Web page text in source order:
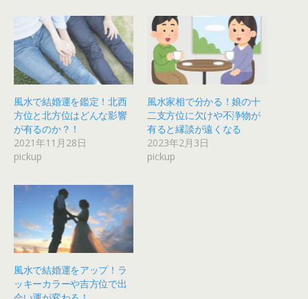
風水で結婚運を鑑定！北西
方位と北方位はどんな影響
が有るのか？！
2021年11月28日
pickup
風水家相で分かる！娘の十
二支方位に欠けや不浄物が
有ると縁談が遠くなる
2023年2月3日
pickup
風水で結婚運をアップ！ラ
ッキーカラーや吉方位で出